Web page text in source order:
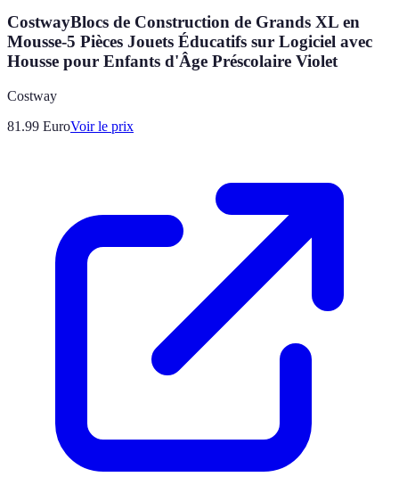
CostwayBlocs de Construction de Grands XL en
Mousse-5 Pièces Jouets Éducatifs sur Logiciel avec
Housse pour Enfants d'Âge Préscolaire Violet
Costway
81.99 EuroVoir le prix